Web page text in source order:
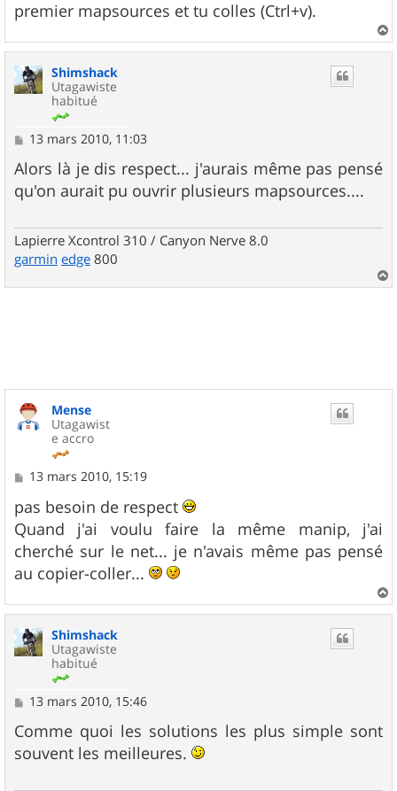
premier mapsources et tu colles (Ctrl+v).
a
Shimshack
Utagawiste
habitué
M
s
s
a
13 mars 2010, 11:03
Alors là je dis respect... j'aurais même pas pensé
qu'on aurait pu ouvrir plusieurs mapsources....
Lapierre Xcontrol 310 / Canyon Nerve 8.0
garmin edge 800
a
Mense
Utagawist
e accro
M
s
s
a
g
e
13 mars 2010, 15:19
pas besoin de respect
Quand j'ai voulu faire la même manip, j'ai
cherché sur le net... je n'avais même pas pensé
au copier-coller...
a
Shimshack
Utagawiste
habitué
M
s
s
a
13 mars 2010, 15:46
Comme quoi les solutions les plus simple sont
souvent les meilleures.